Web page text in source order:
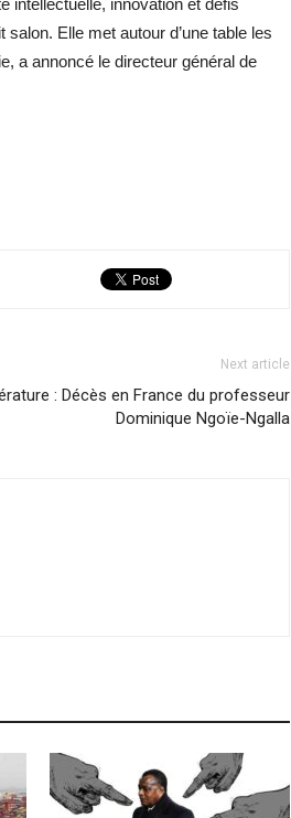
intellectuelle, innovation et défis
Elle met autour d’une table les
a annoncé le directeur général de
Next article
: Décès en France du professeur
Dominique Ngoïe-Ngalla